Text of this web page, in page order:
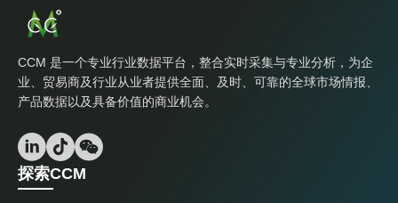
CCM 是一个专业行业数据平台，整合实时采集与专业分析，为企
业、贸易商及行业从业者提供全面、及时、可靠的全球市场情报、
产品数据以及具备价值的商业机会。
探索CCM